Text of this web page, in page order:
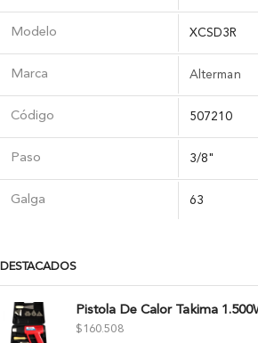
Modelo XCSD3R
Marca Alterman
Código 507210
Paso 3/8"
Galga 63
DESTACADOS
Pistola De Calor Takima
$ 160.508